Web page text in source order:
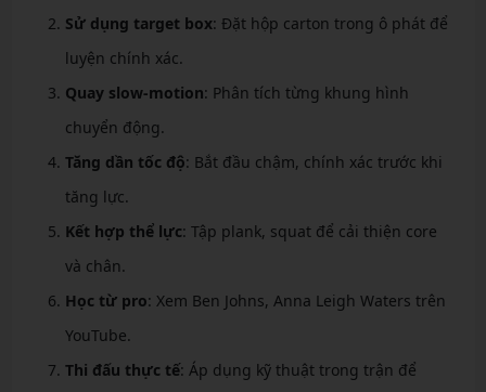
Sử dụng target box: Đặt hộp carton trong ô phát để
luyện chính xác.
Quay slow-motion: Phân tích từng khung hình
chuyển động.
Tăng dần tốc độ: Bắt đầu chậm, chính xác trước khi
tăng lực.
Kết hợp thể lực: Tập plank, squat để cải thiện core
và chân.
Học từ pro: Xem Ben Johns, Anna Leigh Waters trên
YouTube.
Thi đấu thực tế: Áp dụng kỹ thuật trong trận để